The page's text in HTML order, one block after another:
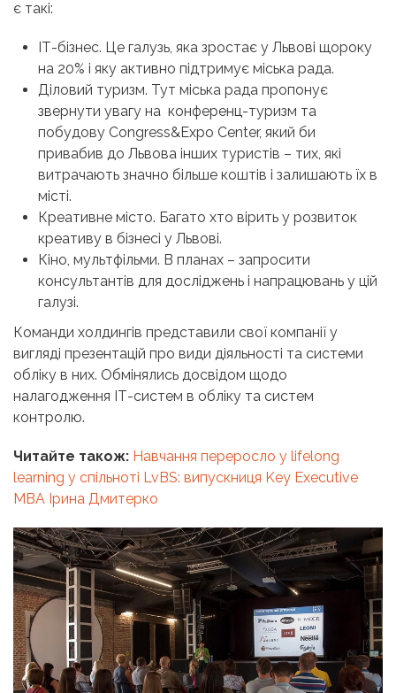
є такі:
ІТ-бізнес. Це галузь, яка зростає у Львові щороку
на 20% і яку активно підтримує міська рада.
Діловий туризм. Тут міська рада пропонує
звернути увагу на конференц-туризм та
побудову Congress&Expo Center, який би
привабив до Львова інших туристів – тих, які
витрачають значно більше коштів і залишають їх в
місті.
Креативне місто. Багато хто вірить у розвиток
креативу в бізнесі у Львові.
Кіно, мультфільми. В планах – запросити
консультантів для досліджень і напрацювань у цій
галузі.
Команди холдингів представили свої компанії у
вигляді презентацій про види діяльності та системи
обліку в них. Обмінялись досвідом щодо
налагодження ІТ-систем в обліку та систем
контролю.
Читайте також: Навчання переросло у lifelong
learning у спільноті LvBS: випускниця Key Executive
MBA Ірина Дмитерко